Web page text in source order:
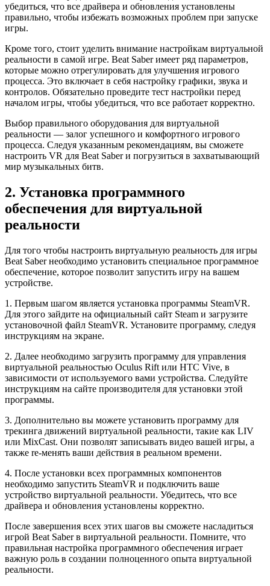
убедиться, что все драйвера и обновления установлены
правильно, чтобы избежать возможных проблем при запуске
игры.
Кроме того, стоит уделить внимание настройкам виртуальной
реальности в самой игре. Beat Saber имеет ряд параметров,
которые можно отрегулировать для улучшения игрового
процесса. Это включает в себя настройку графики, звука и
контролов. Обязательно проведите тест настройки перед
началом игры, чтобы убедиться, что все работает корректно.
Выбор правильного оборудования для виртуальной
реальности — залог успешного и комфортного игрового
процесса. Следуя указанным рекомендациям, вы сможете
настроить VR для Beat Saber и погрузиться в захватывающий
мир музыкальных битв.
2. Установка программного
обеспечения для виртуальной
реальности
Для того чтобы настроить виртуальную реальность для игры
Beat Saber необходимо установить специальное программное
обеспечение, которое позволит запустить игру на вашем
устройстве.
1. Первым шагом является установка программы SteamVR.
Для этого зайдите на официальный сайт Steam и загрузите
установочной файл SteamVR. Установите программу, следуя
инструкциям на экране.
2. Далее необходимо загрузить программу для управления
виртуальной реальностью Oculus Rift или HTC Vive, в
зависимости от используемого вами устройства. Следуйте
инструкциям на сайте производителя для установки этой
программы.
3. Дополнительно вы можете установить программу для
трекинга движений виртуальной реальности, такие как LIV
или MixCast. Они позволят записывать видео вашей игры, а
также re-менять ваши действия в реальном времени.
4. После установки всех программных компонентов
необходимо запустить SteamVR и подключить ваше
устройство виртуальной реальности. Убедитесь, что все
драйвера и обновления установлены корректно.
После завершения всех этих шагов вы сможете насладиться
игрой Beat Saber в виртуальной реальности. Помните, что
правильная настройка программного обеспечения играет
важную роль в создании полноценного опыта виртуальной
реальности.